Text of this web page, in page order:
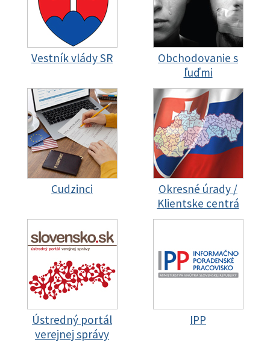
Vestník vlády SR
Obchodovanie s
ľuďmi
Cudzinci
Okresné úrady /
Klientske centrá
Ústredný portál
verejnej správy
IPP